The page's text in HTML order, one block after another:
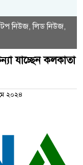
টপ নিউজ,লিড নিউজ,
যাচ্ছেন কলকাতা
২০২৪